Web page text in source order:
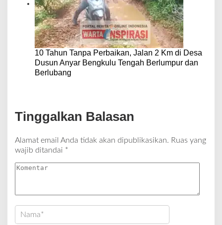
10 Tahun Tanpa Perbaikan, Jalan 2 Km di Desa
Dusun Anyar Bengkulu Tengah Berlumpur dan
Berlubang
Tinggalkan Balasan
Alamat email Anda tidak akan dipublikasikan. Ruas yang
wajib ditandai *